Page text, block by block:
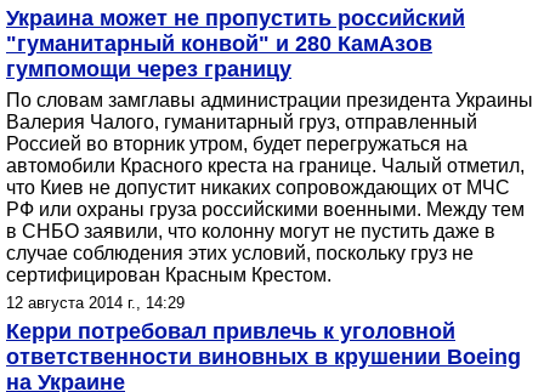
Украина может не пропустить российский
"гуманитарный конвой" и 280 КамАзов
гумпомощи через границу
По словам замглавы администрации президента Украины
Валерия Чалого, гуманитарный груз, отправленный
Россией во вторник утром, будет перегружаться на
автомобили Красного креста на границе. Чалый отметил,
что Киев не допустит никаких сопровождающих от МЧС
РФ или охраны груза российскими военными. Между тем
в СНБО заявили, что колонну могут не пустить даже в
случае соблюдения этих условий, поскольку груз не
сертифицирован Красным Крестом.
12 августа 2014 г., 14:29
Керри потребовал привлечь к уголовной
ответственности виновных в крушении Boeing
на Украине